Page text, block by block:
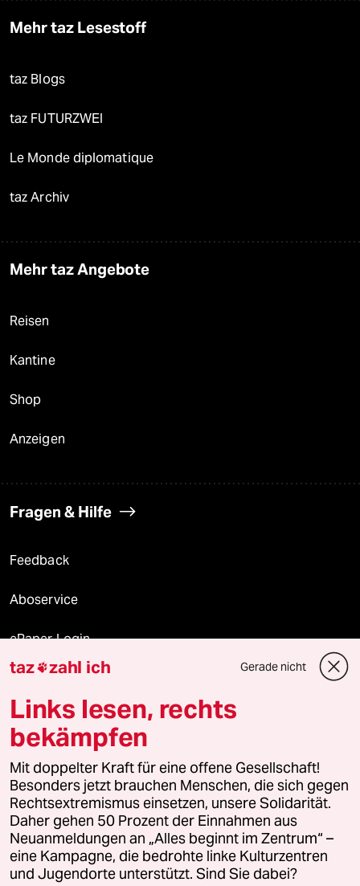
Mehr taz Lesestoff
taz Blogs
taz FUTURZWEI
Le Monde diplomatique
taz Archiv
Mehr taz Angebote
Reisen
Kantine
Shop
Anzeigen
Fragen & Hilfe
Feedback
Aboservice
ePaper Login
Downloads für Abonnierende
© 2026 taz Verlags und Vertriebs GmbH
Alle Rechte vorbehalten. Bei rechtlichen Fragen oder für Genehmigungen
wenden Sie sich bitte an lizenzen@taz.de
Feedback Redaktionsstatut Kommune-Richtlinien
Leitlinie Informant Datenschutz Impressum AGB
taz zahl ich Gerade nicht
Links lesen, rechts
bekämpfen
Mit doppelter Kraft für eine offene Gesellschaft!
Besonders jetzt brauchen Menschen, die sich gegen
Rechtsextremismus einsetzen, unsere Solidarität.
Daher gehen 50 Prozent der Einnahmen aus
Neuanmeldungen an „Alles beginnt im Zentrum“ –
eine Kampagne, die bedrohte linke Kulturzentren
und Jugendorte unterstützt. Sind Sie dabei?